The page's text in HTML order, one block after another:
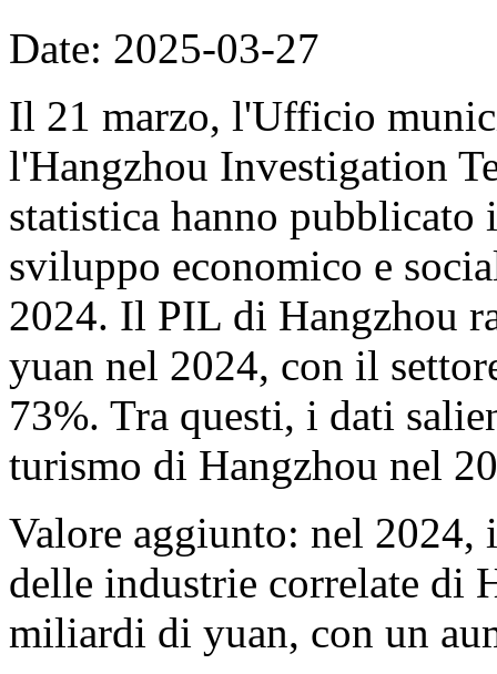
Date: 2025-03-27
Il 21 marzo, l'Ufficio
l'Hangzhou Investigation
statistica hanno
sviluppo economico e
2024. Il PIL di Hangzhou
yuan nel 2024, con il
73%. Tra questi, i dati
turismo di Hangzhou nel
Valore aggiunto: nel
delle industrie correlate di
miliardi di yuan, con un